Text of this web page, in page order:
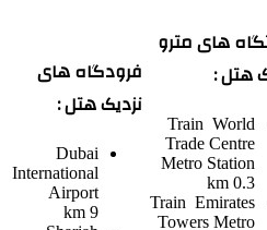
های مترو
هتل :
Train World
Trade Centre
Metro Station
0.3 km
Train Emirates
Towers Metro
فرودگاه های
نزدیک هتل :
Dubai
International
Airport
9 km